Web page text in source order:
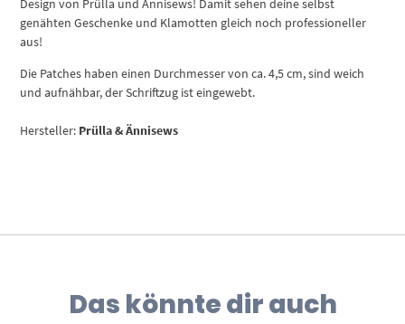
Design von Prülla und Ännisews! Damit sehen deine selbst
genähten Geschenke und Klamotten gleich noch professioneller
aus!
Die Patches haben einen Durchmesser von ca. 4,5 cm, sind weich
und aufnähbar, der Schriftzug ist eingewebt.
Hersteller: Prülla & Ännisews
Das könnte dir auch